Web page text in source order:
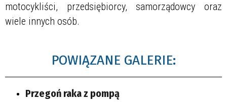
motocykliści, przedsiębiorcy, samorządowcy oraz
wiele innych osób.
POWIĄZANE GALERIE:
Przegoń raka z pompą